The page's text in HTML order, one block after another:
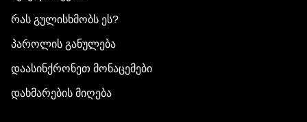
რას გულისხმობს ეს?
პაროლის განულება
დაასინქრონეთ მონაცემები
დახმარების მიღება